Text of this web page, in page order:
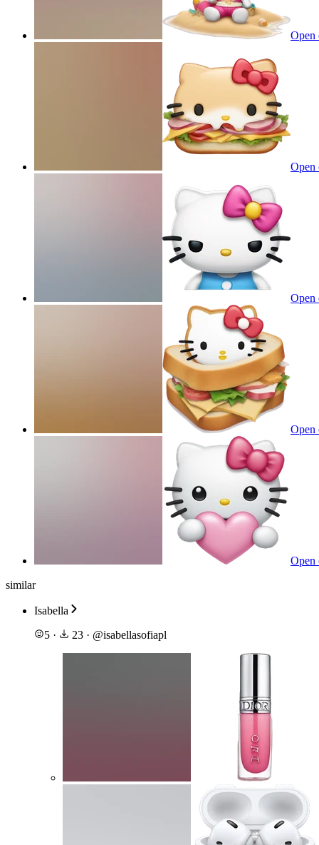
Open
Open
Open
Open
Open
similar
Isabella
5 · 23 · @isabellasofiapl